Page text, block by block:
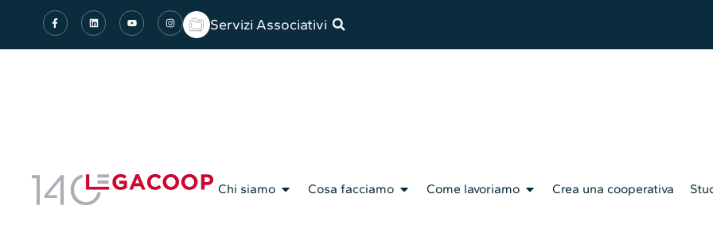
Servizi Associativi
Chi siamo Cosa facciamo Come lavoriamo Crea una cooperativa